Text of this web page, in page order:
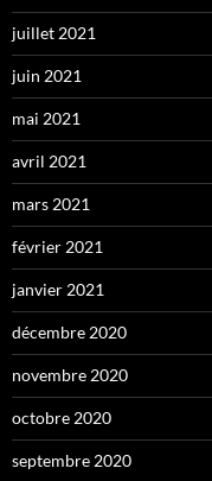
juillet 2021
juin 2021
mai 2021
avril 2021
mars 2021
février 2021
janvier 2021
décembre 2020
novembre 2020
octobre 2020
septembre 2020